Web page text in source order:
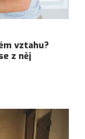
vztahu?
z něj